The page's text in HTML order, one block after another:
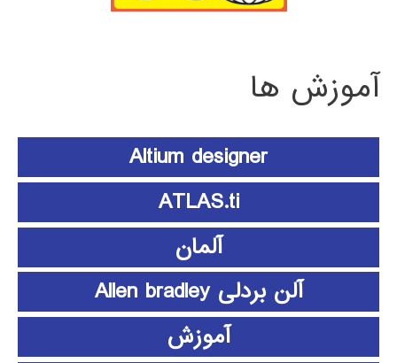
آموزش ها
Altium designer
ATLAS.ti
آلمان
آلن بردلی Allen bradley
آموزش